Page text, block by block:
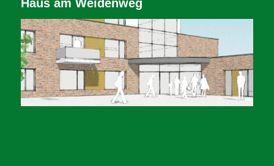
Haus am Weidenweg